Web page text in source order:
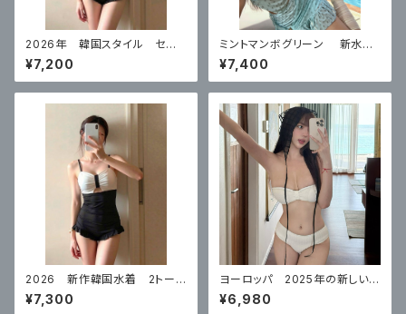
2026年 韓国スタイル セク
シー水着 ワンピースネットセ
レブスタイル お腹カバー
¥7,200
ミントマンボグリーン 新水着
レディース 美しいハイエンド ス
プリットスカートスタイル リゾー
ト
¥7,400
2026 新作韓国水着 2トーン
スタイル 体型カバー
¥7,300
ヨーロッパ 2025年の新しい女
性用水着ハイエンドチューブトッ
プ ビキニ
¥6,980